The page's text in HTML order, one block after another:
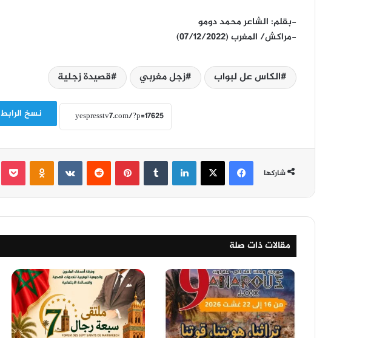
-بقلم: الشاعر محمد دومو
-مراكش/ المغرب (07/12/2022)
الكاس عل لبواب زجل مغربي قصيدة زجلية
نسخ الرابط
شاركها
فيسبوك ‫X لينكدإن بينتيريست
مقالات ذات صلة